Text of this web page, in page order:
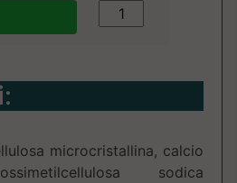
:
microcristallina, calcio
sodica